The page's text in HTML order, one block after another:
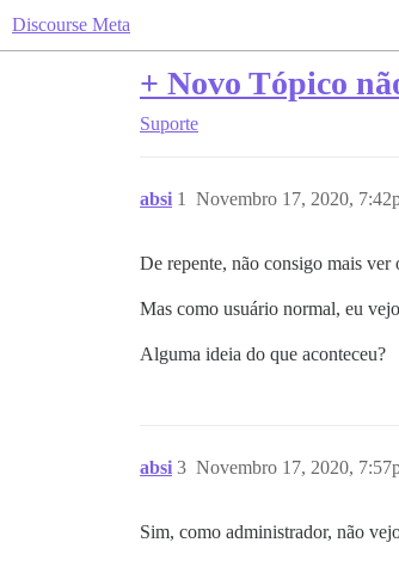
Discourse Meta
+ Novo Tópico
Suporte
absi Novembro 17, 2020,
1
De repente, não consigo mais
Mas como usuário normal, eu
Alguma ideia do que aconteceu?
absi Novembro 17, 2020,
3
Sim, como administrador, não